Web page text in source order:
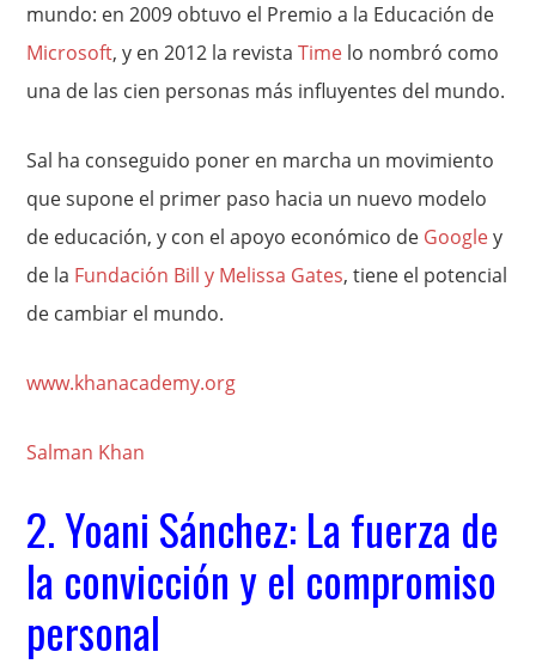
mundo: en 2009 obtuvo el Premio a la Educación de
Microsoft, y en 2012 la revistaTime lo nombró como
una de las cien personas más influyentes del mundo.
Sal ha conseguido poner en marcha un movimiento
que supone el primer paso hacia un nuevo modelo
de educación, y con el apoyo económico de Googley
de la Fundación Bill y Melissa Gates, tiene el potencial
de cambiar el mundo.
www.khanacademy.org
Salman Khan
2. Yoani Sánchez: La fuerza de
la convicción y el compromiso
personal